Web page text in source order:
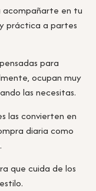
acompañarte en tu
práctica a partes
para
ocupan muy
las necesitas.
las convierten en
diaria como
que cuida de los